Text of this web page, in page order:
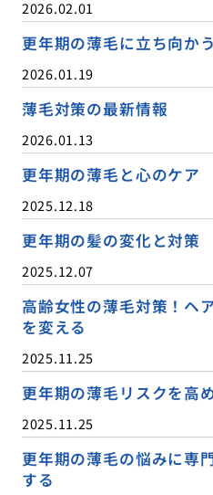
2026.02.01
更年期の薄毛に立ち向か
2026.01.19
薄毛対策の最新情報
2026.01.13
更年期の薄毛と心のケア
2025.12.18
更年期の髪の変化と対策
2025.12.07
高齢女性の薄毛対策！ヘ
を変える
2025.11.25
更年期の薄毛リスクを高
2025.11.25
更年期の薄毛の悩みに専
する